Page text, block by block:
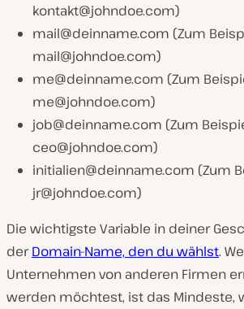
kontakt@johndoe.com)
mail@deinname.com (Zum
mail@johndoe.com)
me@deinname.com (Zum
me@johndoe.com)
job@deinname.com (Zum
ceo@johndoe.com)
initialien@deinname.com (Zum
jr@johndoe.com)
Die wichtigste Variable in deiner
derDomain-Name, den du wählst.
Unternehmen von anderen Firmen
werden möchtest, ist das Mindeste,